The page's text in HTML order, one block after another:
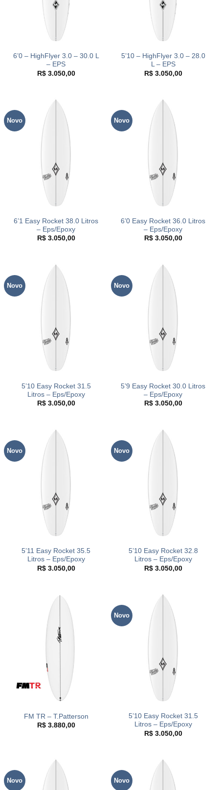
6’0 – HighFlyer 3.0 – 30.0 L
– EPS
R$3.050,00
5’10 – HighFlyer 3.0 – 28.0
L – EPS
R$3.050,00
Novo
6’1 Easy Rocket 38.0 Litros
– Eps/Epoxy
R$3.050,00
Novo
6’0 Easy Rocket 36.0 Litros
– Eps/Epoxy
R$3.050,00
Novo
5’10 Easy Rocket 31.5
Litros – Eps/Epoxy
R$3.050,00
Novo
5’9 Easy Rocket 30.0 Litros
– Eps/Epoxy
R$3.050,00
Novo
5’11 Easy Rocket 35.5
Litros – Eps/Epoxy
R$3.050,00
Novo
5’10 Easy Rocket 32.8
Litros – Eps/Epoxy
R$3.050,00
FM TR – T.Patterson
R$3.880,00
Novo
5’10 Easy Rocket 31.5
Litros – Eps/Epoxy
R$3.050,00
Novo Novo